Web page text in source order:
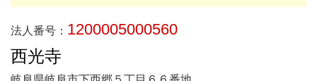
法人番号： 1200005000560
西光寺